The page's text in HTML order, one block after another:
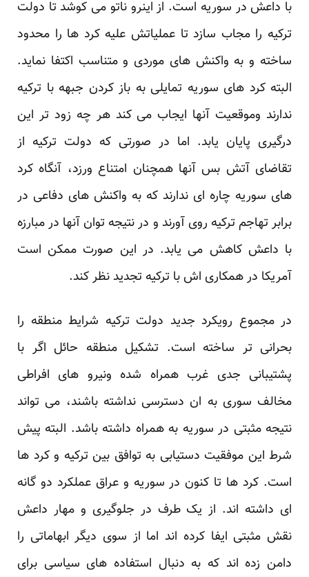
با داعش در سوریه است. از اینرو ناتو می کوشد تا دولت
ترکیه را مجاب سازد تا عملیاتش علیه کرد ها را محدود
ساخته و به واکنش های موردی و متناسب اکتفا نماید.
البته کرد های سوریه تمایلی به باز کردن جبهه با ترکیه
ندارند وموقعیت آنها ایجاب می کند هر چه زود تر این
درگیری پایان یابد. اما در صورتی که دولت ترکیه از
تقاضای آتش بس آنها همچنان امتناع ورزد، آنگاه کرد
های سوریه چاره ای ندارند که به واکنش های دفاعی در
برابر تهاجم ترکیه روی آورند و در نتیجه توان آنها در مبارزه
با داعش کاهش می یابد. در این صورت ممکن است
آمریکا در همکاری اش با ترکیه تجدید نظر کند.
در مجموع رویکرد جدید دولت ترکیه شرایط منطقه را
بحرانی تر ساخته است. تشکیل منطقه حائل اگر با
پشتیبانی جدی غرب همراه شده ونیرو های افراطی
مخالف سوری به ان دسترسی نداشته باشند، می تواند
نتیجه مثبتی در سوریه به همراه داشته باشد. البته پیش
شرط این موفقیت دستیابی به توافق بین ترکیه و کرد ها
است. کرد ها تا کنون در سوریه و عراق عملکرد دو گانه
ای داشته اند. از یک طرف در جلوگیری و مهار داعش
نقش مثبتی ایفا کرده اند اما از سوی دیگر ابهاماتی را
دامن زده اند که به دنبال استفاده های سیاسی برای